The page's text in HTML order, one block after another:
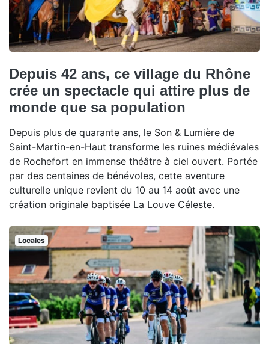
Depuis 42 ans, ce village du Rhône
crée un spectacle qui attire plus de
monde que sa population
Depuis plus de quarante ans, le Son & Lumière de
Saint-Martin-en-Haut transforme les ruines médiévales
de Rochefort en immense théâtre à ciel ouvert. Portée
par des centaines de bénévoles, cette aventure
culturelle unique revient du 10 au 14 août avec une
création originale baptisée La Louve Céleste.
Locales